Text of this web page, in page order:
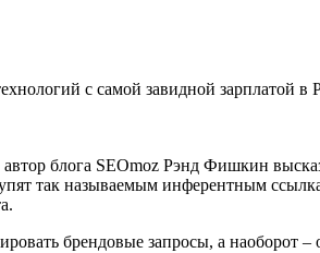
с самой завидной зарплатой в
блога SEOmoz Рэнд Фишкин
так называемым инферентным
брендовые запросы, а наоборот